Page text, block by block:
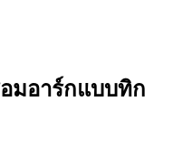
มอาร์กแบบทิก